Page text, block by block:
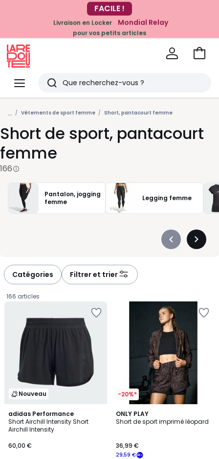
EN CE MOMENT
-20% dès 39€*
Livraison en Locker Mondial Relay
pour vos petits articles
Menu
Redoute
Rechercher
Derniers
articles
vus
Voir
... Vêtements de sport femme Short, pantacourt femme
Short de sport, pantacourt
femme
166
Pantalon, jogging
femme
Legging femme
Précédent
Catégories Filtrer et trier
166 articles
Nouveau
adidas Performance
Short Airchill Intensity Short
Airchill Intensity
€.
60,00 €
-20%*
ONLY PLAY
Short de sport imprimé léopard
29,59 €
36,99 €